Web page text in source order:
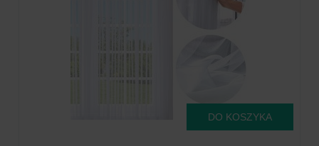
DO KOSZYKA